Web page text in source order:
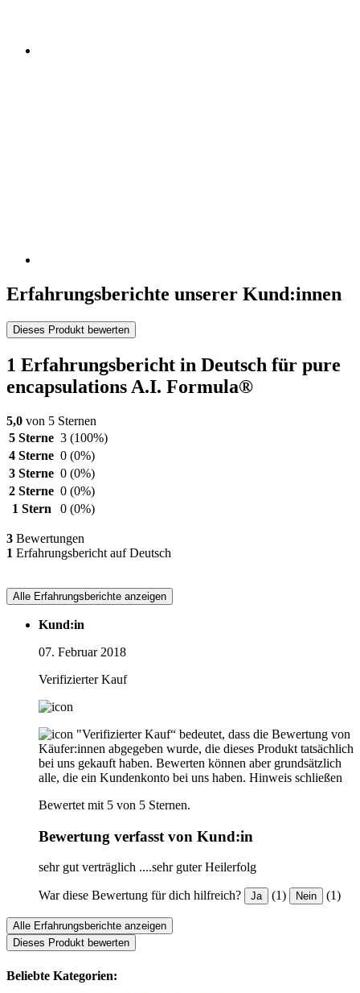
Erfahrungsberichte unserer Kund:innen
Dieses Produkt bewerten
1 Erfahrungsbericht in Deutsch für pure
encapsulations A.I. Formula®
5,0 von 5 Sternen
5 Sterne 3 (100%)
4 Sterne 0 (0%)
3 Sterne 0 (0%)
2 Sterne 0 (0%)
1 Stern
0 (0%)
3 Bewertungen
1 Erfahrungsbericht auf Deutsch
Alle Erfahrungsberichte anzeigen
Kund:in
07. Februar 2018
Verifizierter Kauf
"Verifizierter Kauf“ bedeutet, dass die Bewertung von
Käufer:innen abgegeben wurde, die dieses Produkt tatsächlich
bei uns gekauft haben. Bewerten können aber grundsätzlich
alle, die ein Kundenkonto bei uns haben. Hinweis schließen
Bewertet mit 5 von 5 Sternen.
Bewertung verfasst von Kund:in
sehr gut verträglich ....sehr guter Heilerfolg
War diese Bewertung für dich hilfreich? Ja (1) Nein (1)
Alle Erfahrungsberichte anzeigen
Dieses Produkt bewerten
Beliebte Kategorien: